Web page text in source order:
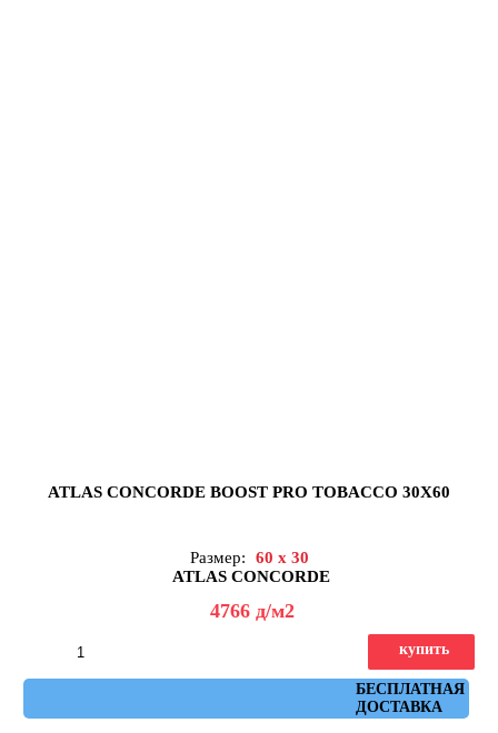
ATLAS CONCORDE BOOST PRO TOBACCO 30X60
Размер:
60 x 30
ATLAS CONCORDE
4766 д/м2
БЕСПЛАТНАЯ
ДОСТАВКА
купить